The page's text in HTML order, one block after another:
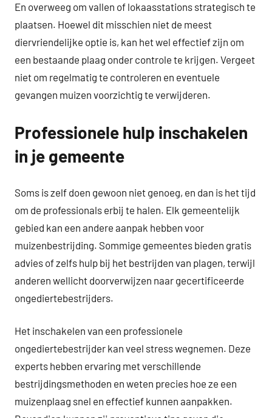
En overweeg om vallen of lokaasstations strategisch te
plaatsen. Hoewel dit misschien niet de meest
diervriendelijke optie is, kan het wel effectief zijn om
een bestaande plaag onder controle te krijgen. Vergeet
niet om regelmatig te controleren en eventuele
gevangen muizen voorzichtig te verwijderen.
Professionele hulp inschakelen
in je gemeente
Soms is zelf doen gewoon niet genoeg, en dan is het tijd
om de professionals erbij te halen. Elk gemeentelijk
gebied kan een andere aanpak hebben voor
muizenbestrijding. Sommige gemeentes bieden gratis
advies of zelfs hulp bij het bestrijden van plagen, terwijl
anderen wellicht doorverwijzen naar gecertificeerde
ongediertebestrijders.
Het inschakelen van een professionele
ongediertebestrijder kan veel stress wegnemen. Deze
experts hebben ervaring met verschillende
bestrijdingsmethoden en weten precies hoe ze een
muizenplaag snel en effectief kunnen aanpakken.